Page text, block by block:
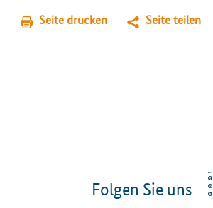
Seite drucken Seite teilen
Folgen Sie uns